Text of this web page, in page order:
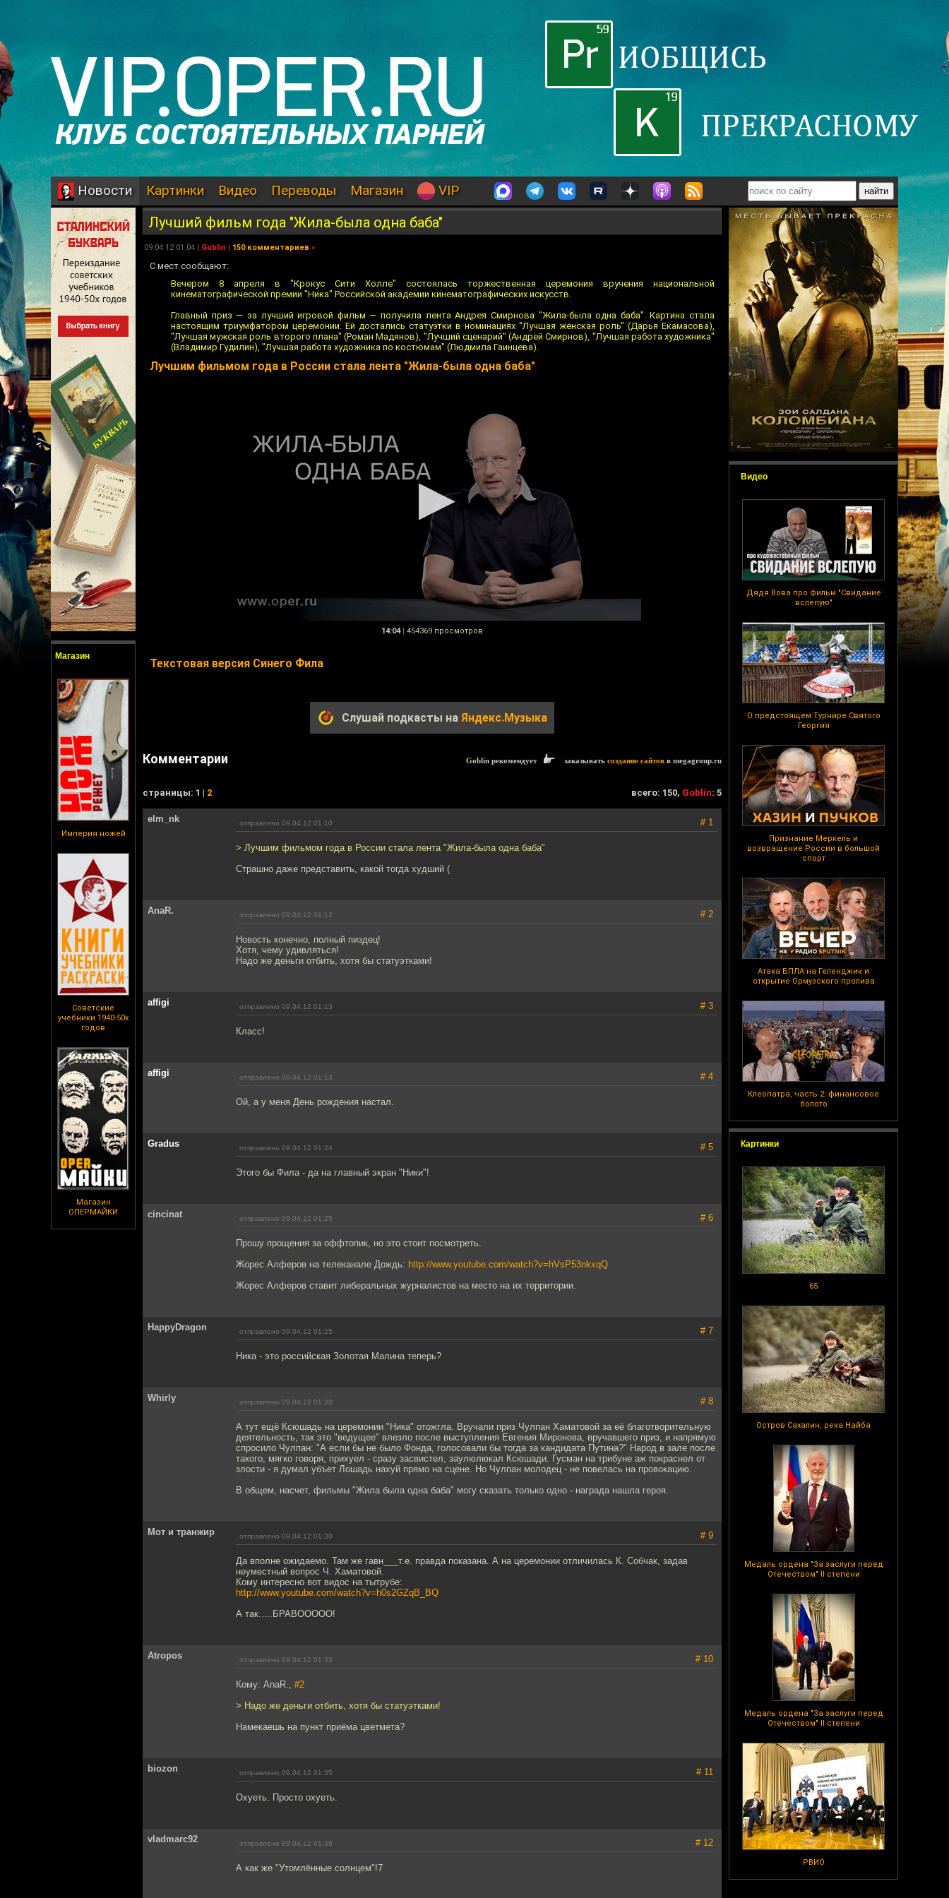
Новости Картинки Видео Переводы Магазин VIP
Магазин
Империя ножей
Советские
учебники 1940-50х
годов
Магазин
ОПЕРМАЙКИ
Видео
Дядя Вова про фильм "Свидание
вслепую"
О предстоящем Турнире Святого
Георгия
Признание Меркель и
возвращение России в большой
спорт
Атака БПЛА на Геленджик и
открытие Ормузского пролива
Клеопатра, часть 2: финансовое
болото
Картинки
65
Остров Сахалин, река Найба
Медаль ордена "За заслуги перед
Отечеством" II степени
Медаль ордена "За заслуги перед
Отечеством" II степени
РВИО
Лучший фильм года "Жила-была одна баба"
09.04.12 01:04 | Goblin | 150 комментариев »
C мест сообщают:
Вечером 8 апреля в "Крокус Сити Холле" состоялась торжественная церемония вручения национальной
кинематографической премии "Ника" Российской академии кинематографических искусств.
Главный приз — за лучший игровой фильм — получила лента Андрея Смирнова "Жила-была одна баба". Картина стала
настоящим триумфатором церемонии. Ей достались статуэтки в номинациях "Лучшая женская роль" (Дарья Екамасова),
"Лучшая мужская роль второго плана" (Роман Мадянов), "Лучший сценарий" (Андрей Смирнов), "Лучшая работа художника"
(Владимир Гудилин), "Лучшая работа художника по костюмам" (Людмила Гаинцева).
Лучшим фильмом года в России стала лента "Жила-была одна баба"
14:04 | 454369 просмотров
Текстовая версия Синего Фила
Слушай подкасты на Яндекс.Музыка
Комментарии Goblin рекомендует заказывать создание сайтов в megagroup.ru
cтраницы: 1 | 2 всего: 150, Goblin: 5
elm_nk отправлено 09.04.12 01:10 # 1
> Лучшим фильмом года в России стала лента "Жила-была одна баба"
Страшно даже представить, какой тогда худший (
AnaR. отправлено 09.04.12 01:12 # 2
Новость конечно, полный пиздец!
Хотя, чему удивляться!
Надо же деньги отбить, хотя бы статуэтками!
affigi отправлено 09.04.12 01:13 # 3
Класс!
affigi отправлено 09.04.12 01:13 # 4
Ой, а у меня День рождения настал.
Gradus отправлено 09.04.12 01:24 # 5
Этого бы Фила - да на главный экран "Ники"!
cincinat отправлено 09.04.12 01:25 # 6
Прошу прощения за оффтопик, но это стоит посмотреть.
Жорес Алферов на телеканале Дождь: http://www.youtube.com/watch?v=hVsP53nkxqQ
Жорес Алферов ставит либеральных журналистов на место на их территории.
HappyDragon отправлено 09.04.12 01:25 # 7
Ника - это российская Золотая Малина теперь?
Whirly отправлено 09.04.12 01:30 # 8
А тут ещё Ксюшадь на церемонии "Ника" отожгла. Вручали приз Чулпан Хаматовой за её благотворительную
деятельность, так это "ведущее" влезло после выступления Евгения Миронова, вручавшего приз, и напрямую
спросило Чулпан: "А если бы не было Фонда, голосовали бы тогда за кандидата Путина?" Народ в зале после
такого, мягко говоря, прихуел - сразу засвистел, заулюлюкал Ксюшади. Гусман на трибуне аж покраснел от
злости - я думал убъет Лошадь нахуй прямо на сцене. Но Чулпан молодец - не повелась на провокацию.
В общем, насчет, фильмы "Жила была одна баба" могу сказать только одно - награда нашла героя.
Мот и транжир отправлено 09.04.12 01:30 # 9
Да вполне ожидаемо. Там же гавн___т.е. правда показана. А на церемонии отличилась К. Собчак, задав
неуместный вопрос Ч. Хаматовой.
Кому интересно вот видос на тытрубе:
http://www.youtube.com/watch?v=h0s2GZqB_BQ
А так.....БРАВООООО!
Atropos отправлено 09.04.12 01:32 # 10
Кому: AnaR., #2
> Надо же деньги отбить, хотя бы статуэтками!
Намекаешь на пункт приёма цветмета?
biozon отправлено 09.04.12 01:35 # 11
Охуеть. Просто охуеть.
vladmarc92 отправлено 09.04.12 01:38 # 12
А как же "Утомлённые солнцем"!7